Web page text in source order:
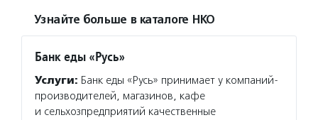
Узнайте больше в каталоге НКО
Банк еды «Русь»
Услуги: Банк еды «Русь» принимает у компаний-
производителей, магазинов, кафе
и сельхозпредприятий качественные